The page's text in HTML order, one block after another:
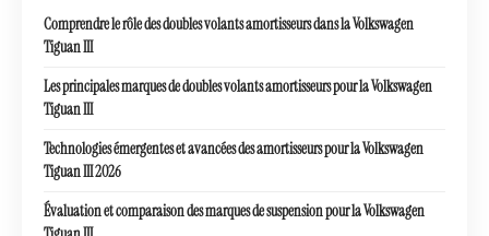
Comprendre le rôle des doubles volants amortisseurs dans la Volkswagen
Tiguan III
Les principales marques de doubles volants amortisseurs pour la Volkswagen
Tiguan III
Technologies émergentes et avancées des amortisseurs pour la Volkswagen
Tiguan III 2026
Évaluation et comparaison des marques de suspension pour la Volkswagen